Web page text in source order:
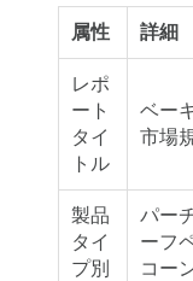
属性 詳細
レポ
ート
タイ
トル
ベー
市場
製品
タイ
プ別
パー
ーフ
コー